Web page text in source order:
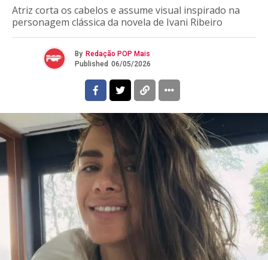
Atriz corta os cabelos e assume visual inspirado na
personagem clássica da novela de Ivani Ribeiro
By Redação POP Mais
Published 06/05/2026